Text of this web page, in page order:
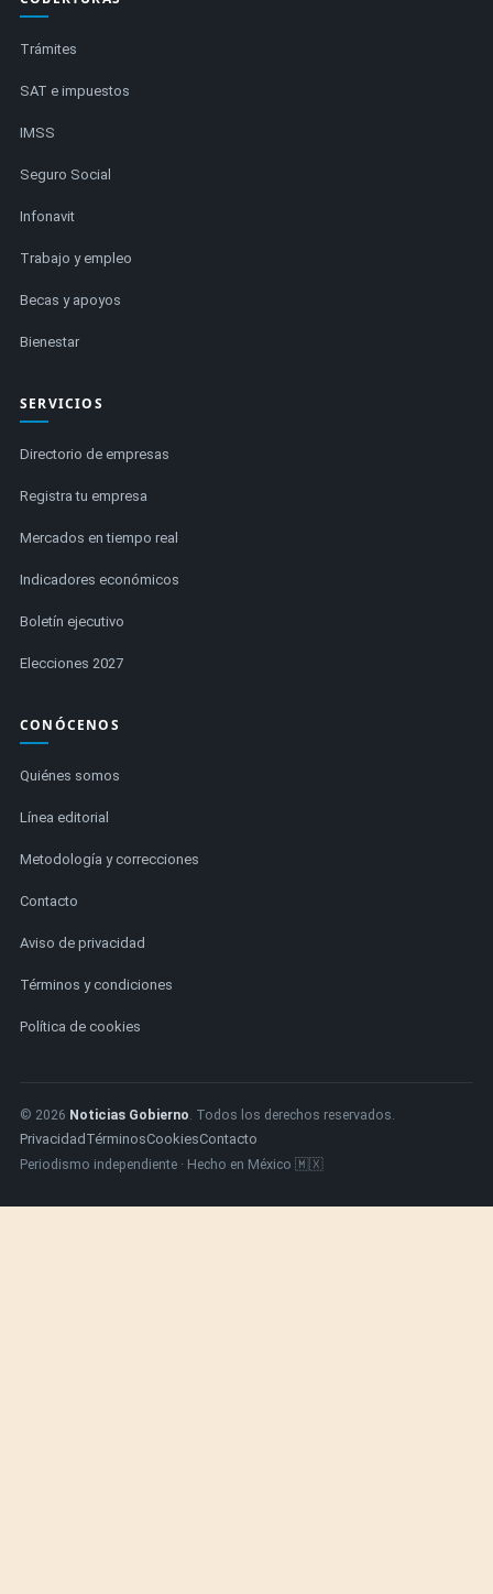
Trámites
SAT e impuestos
IMSS
Seguro Social
Infonavit
Trabajo y empleo
Becas y apoyos
Bienestar
SERVICIOS
Directorio de empresas
Registra tu empresa
Mercados en tiempo real
Indicadores económicos
Boletín ejecutivo
Elecciones 2027
CONÓCENOS
Quiénes somos
Línea editorial
Metodología y correcciones
Contacto
Aviso de privacidad
Términos y condiciones
Política de cookies
© 2026 Noticias Gobierno. Todos los derechos reservados.
Privacidad TérminosCookiesContacto
Periodismo independiente · Hecho en México 🇲🇽